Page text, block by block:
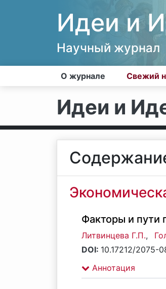
Идеи и
Научный журнал
О журнале Свежий
Идеи и
Факторы и пути
Литвинцева Г.П.,
DOI: 10.17212/2075-
Аннотация